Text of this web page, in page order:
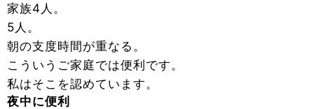
家族4人。
5人。
朝の支度時間が重なる。
こういうご家庭では便利です。
私はそこを認めています。
夜中に便利